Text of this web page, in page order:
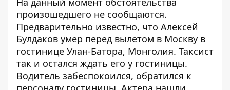
произошедшего не сообщаются.
Предварительно известно, что Алексей
Булдаков умер перед вылетом в Москву в
гостинице Улан-Батора, Монголия. Таксист
так и остался ждать его у гостиницы.
Водитель забеспокоился, обратился к